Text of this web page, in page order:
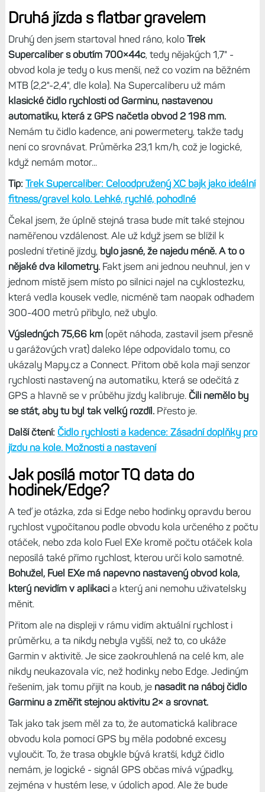
Druhá jízda s flatbar gravelem
Druhý den jsem startoval hned ráno, kolo Trek
Supercaliber s obutím 700×44c, tedy nějakých 1,7" -
obvod kola je tedy o kus menší, než co vozím na běžném
MTB (2,2"-2,4", dle kola). Na Supercaliberu už mám
klasické čidlo rychlosti od Garminu, nastavenou
automatiku, která z GPS načetla obvod 2 198 mm.
Nemám tu čidlo kadence, ani powermetery, takže tady
není co srovnávat. Průměrka 23,1 km/h, což je logické,
když nemám motor...
Tip: Trek Supercaliber: Celoodpružený XC bajk jako ideální
fitness/gravel kolo. Lehké, rychlé, pohodlné
Čekal jsem, že úplně stejná trasa bude mít také stejnou
naměřenou vzdálenost. Ale už když jsem se blížil k
poslední třetině jízdy, bylo jasné, že najedu méně. A to o
nějaké dva kilometry.Fakt jsem ani jednou neuhnul, jen v
jednom místě jsem místo po silnici najel na cyklostezku,
která vedla kousek vedle, nicméně tam naopak odhadem
300-400 metrů přibylo, než ubylo.
Výsledných 75,66 km(opět náhoda, zastavil jsem přesně
u garážových vrat) daleko lépe odpovídalo tomu, co
ukázaly Mapy.cz a Connect. Přitom obě kola mají senzor
rychlosti nastavený na automatiku, která se odečítá z
GPS a hlavně se v průběhu jízdy kalibruje. Čili nemělo by
se stát, aby tu byl tak velký rozdíl.Přesto je.
Další čtení: Čidlo rychlosti a kadence: Zásadní doplňky pro
jízdu na kole. Možnosti a nastavení
Jak posílá motor TQ data do
hodinek/Edge?
A teď je otázka, zda si Edge nebo hodinky opravdu berou
rychlost vypočítanou podle obvodu kola určeného z počtu
otáček, nebo zda kolo Fuel EXe kromě počtu otáček kola
neposílá také přímo rychlost, kterou určí kolo samotné.
Bohužel, Fuel EXe má napevno nastavený obvod kola,
který nevidím v aplikacia který ani nemohu uživatelsky
měnit.
Přitom ale na displeji v rámu vidím aktuální rychlost i
průměrku, a ta nikdy nebyla vyšší, než to, co ukáže
Garmin v aktivitě. Je sice zaokrouhlená na celé km, ale
nikdy neukazovala víc, než hodinky nebo Edge. Jediným
řešením, jak tomu přijít na koub, je nasadit na náboj čidlo
Garminu a změřit stejnou aktivitu 2× a srovnat.
Tak jako tak jsem měl za to, že automatická kalibrace
obvodu kola pomocí GPS by měla podobné excesy
vyloučit. To, že trasa obykle bývá kratší, když čidlo
nemám, je logické - signál GPS občas mívá výpadky,
zejména v hustém lese, v údolích apod. Ale že bude